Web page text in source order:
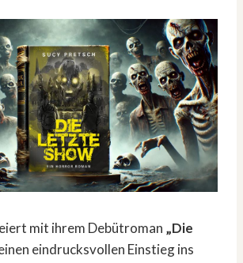
mit ihrem Debütroman „Die
eindrucksvollen Einstieg ins